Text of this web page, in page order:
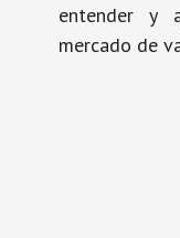
entender y
mercado de